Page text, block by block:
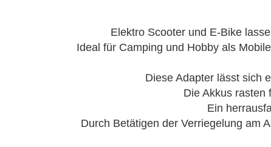
Elektro Scooter und E-Bike
Ideal für Camping und Hobby als
Diese Adapter lässt sich
Die Akkus rasten
Ein
Durch Betätigen der Verriegelung am